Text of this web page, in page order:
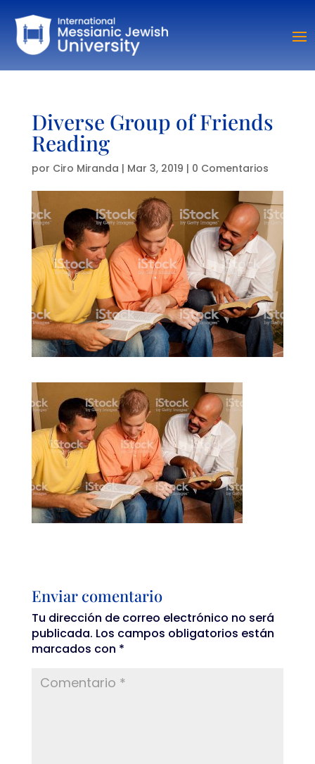
Diverse Group of Friends
Reading
por Ciro Miranda | Mar 3, 2019 | 0 Comentarios
Enviar comentario
Tu dirección de correo electrónico no será
publicada. Los campos obligatorios están
marcados con *